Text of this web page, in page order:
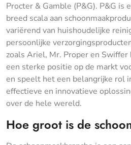
Procter & Gamble (P&G). P&G is
breed scala aan
variërend van huishoudelijke
persoonlijke
zoals Ariel, Mr. Proper en
een sterke positie op de markt
en speelt het een belangrijke rol
effectieve en innovatieve
over de hele wereld.
Hoe groot is de